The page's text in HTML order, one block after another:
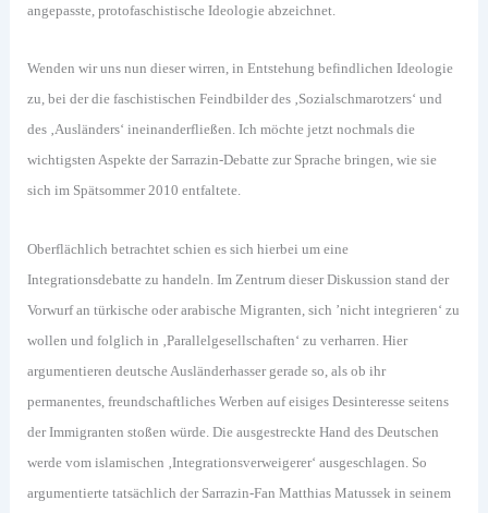
angepasste, protofaschistische Ideologie abzeichnet.
Wenden wir uns nun dieser wirren, in Entstehung befindlichen Ideologie
zu, bei der die faschistischen Feindbilder des ‚Sozialschmarotzers‘ und
des ‚Ausländers‘ ineinanderfließen. Ich möchte jetzt nochmals die
wichtigsten Aspekte der Sarrazin-Debatte zur Sprache bringen, wie sie
sich im Spätsommer 2010 entfaltete.
Oberflächlich betrachtet schien es sich hierbei um eine
Integrationsdebatte zu handeln. Im Zentrum dieser Diskussion stand der
Vorwurf an türkische oder arabische Migranten, sich ’nicht integrieren‘ zu
wollen und folglich in ‚Parallelgesellschaften‘ zu verharren. Hier
argumentieren deutsche Ausländerhasser gerade so, als ob ihr
permanentes, freundschaftliches Werben auf eisiges Desinteresse seitens
der Immigranten stoßen würde. Die ausgestreckte Hand des Deutschen
werde vom islamischen ‚Integrationsverweigerer‘ ausgeschlagen. So
argumentierte tatsächlich der Sarrazin-Fan Matthias Matussek in seinem